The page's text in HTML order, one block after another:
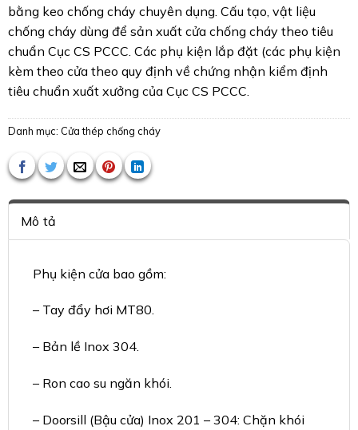
bằng keo chống cháy chuyên dụng. Cấu tạo, vật liệu
chống cháy dùng để sản xuất cửa chống cháy theo tiêu
chuẩn Cục CS PCCC. Các phụ kiện lắp đặt (các phụ kiện
kèm theo cửa theo quy định về chứng nhận kiểm định
tiêu chuẩn xuất xưởng của Cục CS PCCC.
Danh mục: Cửa thép chống cháy
Mô tả
Phụ kiện cửa bao gồm:
– Tay đẩy hơi MT80.
– Bản lề Inox 304.
– Ron cao su ngăn khói.
– Doorsill (Bậu cửa) Inox 201 – 304: Chặn khói